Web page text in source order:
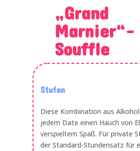
„Grand
Marnier“-
Souffle
Stufen
Diese Kombination aus
jedem Date einen Hauch von
verspieltem Spaß. Für private
der Standard-Stundensatz für